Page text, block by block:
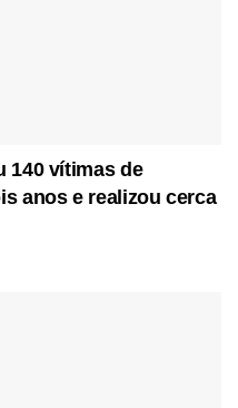
140 vítimas de
anos e realizou cerca